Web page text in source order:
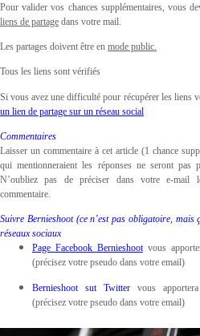
Pour valider vos chances supplémentaires, vous
liens de partage dans votre mail.
Les partages doivent être en mode public.
Tous les liens sont vérifiés
Si vous avez une difficulté pour récupérer les liens
un lien de partage sur un réseau social
Commentaires
Laisser un commentaire à cet article (1 chance
qui mentionneraient les réponses ne seront pas
N’oubliez pas de préciser dans votre e-mail
commentaire.
Suivre Bernieshoot (ce n’est pas obligatoire,
réseaux sociaux
Page Facebook Bernieshootvous
(précisez votre pseudo dans votre email)
Bernieshoot sut Twitter vous
(précisez votre pseudo dans votre email)